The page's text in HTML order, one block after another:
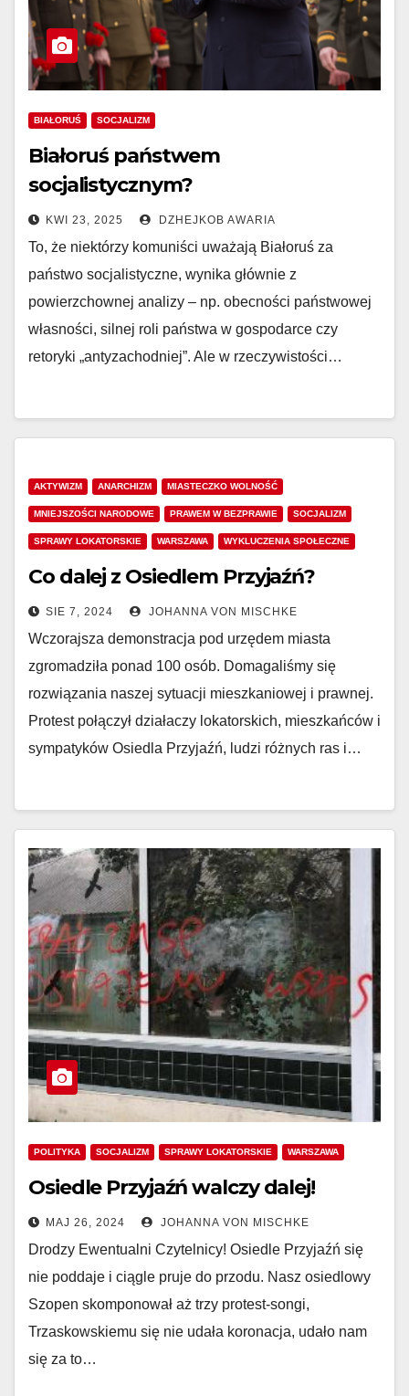
BIAŁORUŚ SOCJALIZM
Białoruś państwem
socjalistycznym?
KWI 23, 2025 DZHEJKOB AWARIA
To, że niektórzy komuniści uważają Białoruś za
państwo socjalistyczne, wynika głównie z
powierzchownej analizy – np. obecności państwowej
własności, silnej roli państwa w gospodarce czy
retoryki „antyzachodniej”. Ale w rzeczywistości…
AKTYWIZM ANARCHIZM MIASTECZKO WOLNOŚĆ
MNIEJSZOŚCI NARODOWE PRAWEM W BEZPRAWIE SOCJALIZM
SPRAWY LOKATORSKIE WARSZAWA WYKLUCZENIA SPOŁECZNE
Co dalej z Osiedlem Przyjaźń?
SIE 7, 2024 JOHANNA VON MISCHKE
Wczorajsza demonstracja pod urzędem miasta
zgromadziła ponad 100 osób. Domagaliśmy się
rozwiązania naszej sytuacji mieszkaniowej i prawnej.
Protest połączył działaczy lokatorskich, mieszkańców i
sympatyków Osiedla Przyjaźń, ludzi różnych ras i…
POLITYKA SOCJALIZM SPRAWY LOKATORSKIE WARSZAWA
Osiedle Przyjaźń walczy dalej!
MAJ 26, 2024 JOHANNA VON MISCHKE
Drodzy Ewentualni Czytelnicy! Osiedle Przyjaźń się
nie poddaje i ciągle pruje do przodu. Nasz osiedlowy
Szopen skomponował aż trzy protest-songi,
Trzaskowskiemu się nie udała koronacja, udało nam
się za to…